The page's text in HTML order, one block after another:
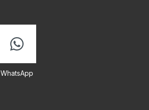
WhatsApp